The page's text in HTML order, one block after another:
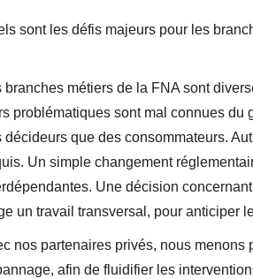
sont les défis majeurs pour les
branches métiers de la FNA sont
problématiques sont mal connues
décideurs que des consommateurs.
Un simple changement
Une décision
un travail transversal, pour anticiper
nos partenaires privés, nous menons
afin de fluidifier les